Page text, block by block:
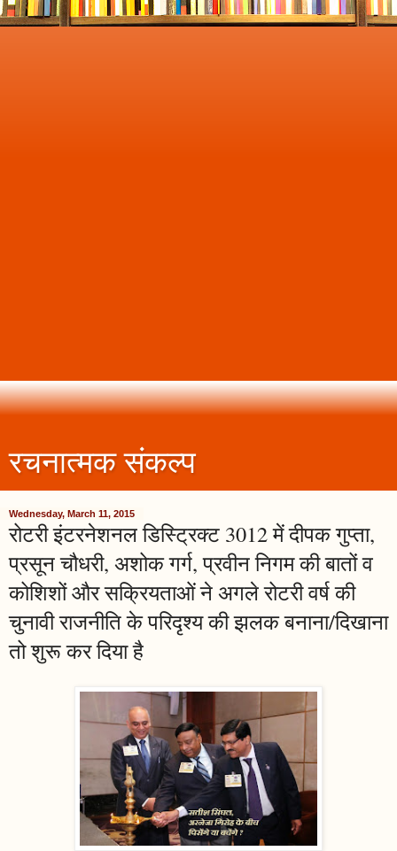
रचनात्मक संकल्प
Wednesday, March 11, 2015
रोटरी इंटरनेशनल डिस्ट्रिक्ट 3012 में दीपक गुप्ता,
प्रसून चौधरी, अशोक गर्ग, प्रवीन निगम की बातों व
कोशिशों और सक्रियताओं ने अगले रोटरी वर्ष की
चुनावी राजनीति के परिदृश्य की झलक बनाना/दिखाना
तो शुरू कर दिया है